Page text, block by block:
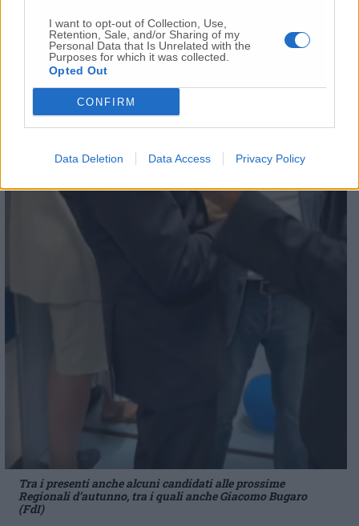
I want to opt-out of Collection, Use,
Retention, Sale, and/or Sharing of my
Personal Data that Is Unrelated with the
Purposes for which it was collected.
Opted Out
CONFIRM
Data Deletion Data Access Privacy Policy
Tra i presenti anche alcuni candidati alle prossime
Regionali d’autunno, tra i quali anche Giacomo Bugaro
(FdI)